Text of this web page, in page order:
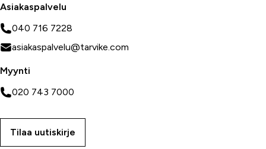
Asiakaspalvelu
040 716 7228
asiakaspalvelu@tarvike.com
Myynti
020 743 7000
Tilaa uutiskirje